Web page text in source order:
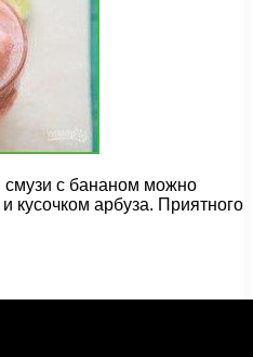
с бананом можно
кусочком арбуза. Приятного